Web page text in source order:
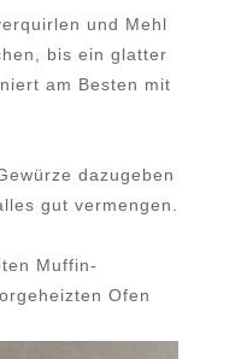
und Mehl
bis ein glatter
am Besten mit
dazugeben
gut vermengen.
Muffin-
Ofen